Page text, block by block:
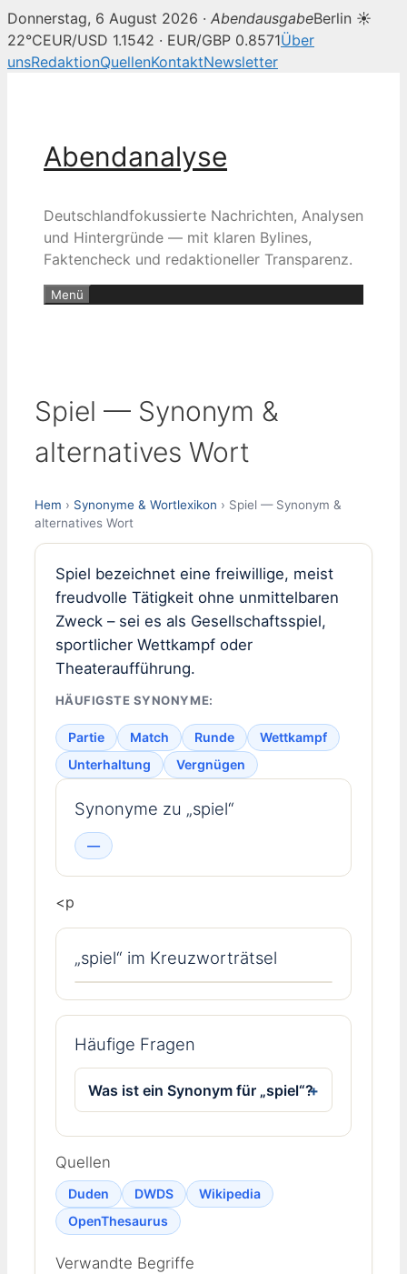
Donnerstag, 6 August 2026 · AbendausgabeBerlin ☀
22°CEUR/USD 1.1542 · EUR/GBP 0.8571Über
unsRedaktionQuellenKontaktNewsletter
Abendanalyse
Deutschlandfokussierte Nachrichten, Analysen
und Hintergründe — mit klaren Bylines,
Faktencheck und redaktioneller Transparenz.
Menü
Spiel — Synonym &
alternatives Wort
Hem › Synonyme & Wortlexikon › Spiel — Synonym &
alternatives Wort
Spiel bezeichnet eine freiwillige, meist
freudvolle Tätigkeit ohne unmittelbaren
Zweck – sei es als Gesellschaftsspiel,
sportlicher Wettkampf oder
Theateraufführung.
HÄUFIGSTE SYNONYME:
Partie Match Runde
Wettkampf
Unterhaltung
Vergnügen
Synonyme zu „spiel“
—
<p
„spiel“ im Kreuzworträtsel
Häufige Fragen
Was ist ein Synonym für „spiel“?
Quellen
Duden DWDS
Wikipedia
OpenThesaurus
Verwandte Begriffe